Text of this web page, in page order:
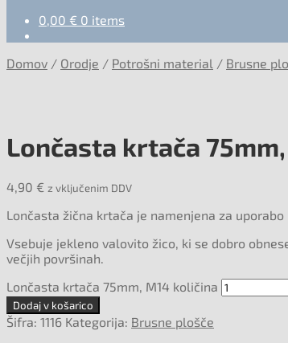
0,00 € 0 items
Domov / Orodje / Potrošni material / Brusne
Lončasta krtača
4,90 € z vključenim DDV
Lončasta žična krtača je namenjena za
Vsebuje jekleno valovito žico, ki se dobro
večjih površinah.
Lončasta krtača 75mm, M14 količina
Dodaj v košarico
Šifra: 1116 Kategorija: Brusne plošče